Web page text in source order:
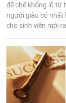
đế chế khổng lồ từ
người giàu có nhất
cho sinh viên mới